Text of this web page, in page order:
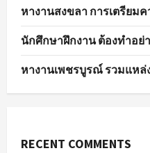
หางานสงขลา การเตรียม
นักศึกษาฝึกงาน ต้องทำอย่
หางานเพชรบูรณ์ รวมแห
RECENT COMMENTS